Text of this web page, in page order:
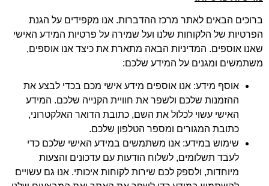
הבאים לאתר מרכז ההדברות. אנו מקפידים על הגנת
של הלקוחות שלנו ועל שמירה על פרטיות המידע האישי
אוספים. המדיניות הבאה מתארת את כיצד אנו אוספים,
ומגנים על המידע שלכם:
אוסף מידע: אנו אוספים מידע אישי מכם בכדי לבצע את
ההזמנות שלכם ולשפר את חוויית הקנייה שלכם. המידע
האישי עשוי לכלול את השם, כתובת הדואר האלקטרוני,
כתובת המגורים ומספר הטלפון שלכם.
שימוש במידע: אנו משתמשים במידע האישי שלכם כדי
לעבד תשלומים, לשלוח הודעות עם עדכונים והצעות
מיוחדות, ולספק לכם שירות לקוחות איכותי. אנו גם עשויים